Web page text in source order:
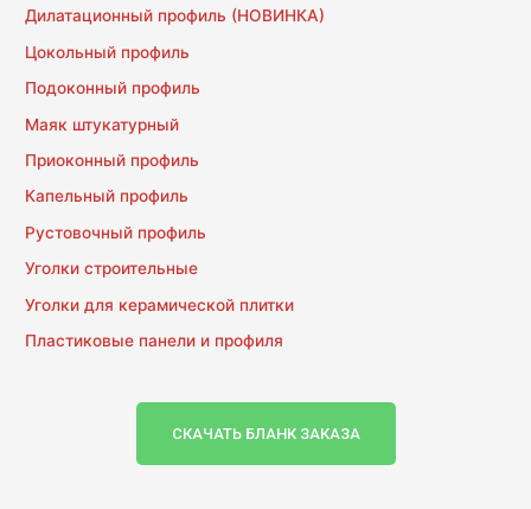
Дилатационный профиль (НОВИНКА)
Цокольный профиль
Подоконный профиль
Маяк штукатурный
Приоконный профиль
Капельный профиль
Рустовочный профиль
Уголки строительные
Уголки для керамической плитки
Пластиковые панели и профиля
СКАЧАТЬ БЛАНК ЗАКАЗА